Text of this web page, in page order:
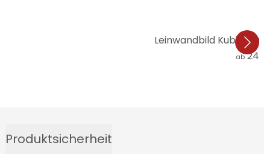
Leinwandbild
ab
Produktsicherheit